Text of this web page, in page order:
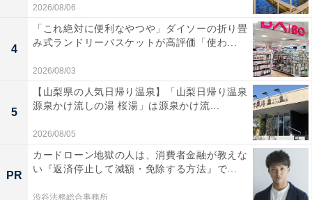
「日本海を望む開放的なロケーション」
これまでにAll About ニュース編集部が実施したアンケー
ト調査では、下記のような評価が寄せられています。
2026/08/06
4
「これ絶対に便利なやつや」ダイソーの折り畳
み式ランドリーバスケットが高評価「使わ...
2026/08/03
5
【山梨県の人気日帰り温泉】「山梨日帰り温泉
源泉かけ流しの湯 桜湯」は源泉かけ流...
2026/08/05
PR
カードローン地獄の人は、消費者金融が教えな
い『返済停止して減額・免除する方法』で...
渋谷法務総合事務所